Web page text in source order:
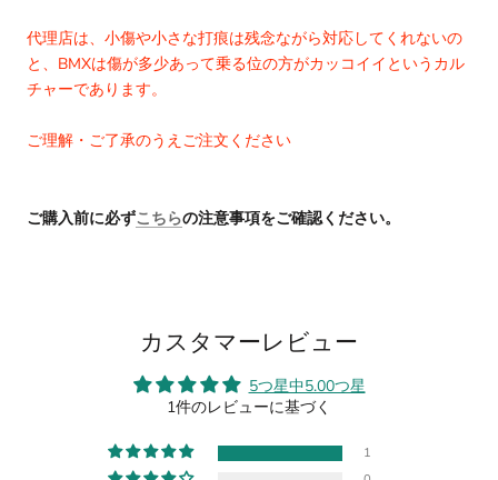
代理店は、小傷や小さな打痕は残念ながら対応してくれないの
と、BMXは傷が多少あって乗る位の方がカッコイイというカル
チャーであります。
ご理解・ご了承のうえご注文ください
ご購入前に必ずこちらの注意事項をご確認ください。
カスタマーレビュー
5つ星中5.00つ星
1件のレビューに基づく
1